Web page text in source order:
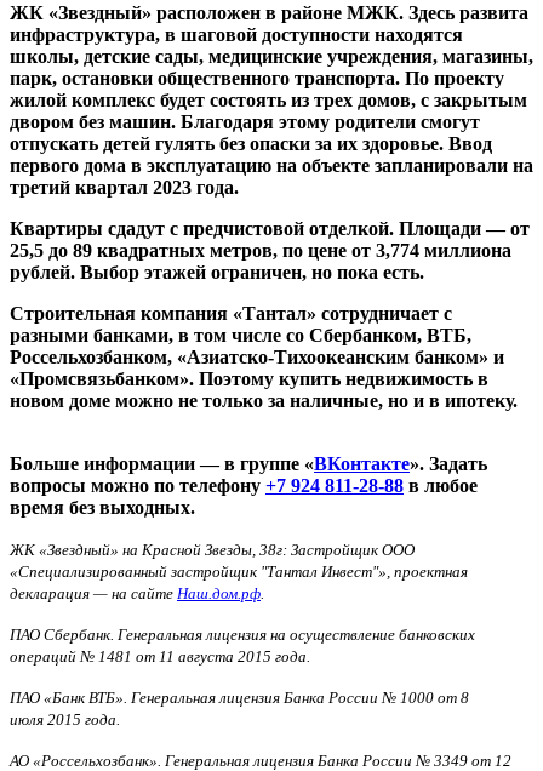
ЖК «Звездный» расположен в районе МЖК. Здесь развита
инфраструктура, в шаговой доступности находятся
школы, детские сады, медицинские учреждения, магазины,
парк, остановки общественного транспорта. По проекту
жилой комплекс будет состоять из трех домов, с закрытым
двором без машин. Благодаря этому родители смогут
отпускать детей гулять без опаски за их здоровье. Ввод
первого дома в эксплуатацию на объекте запланировали на
третий квартал 2023 года.
Квартиры сдадут с предчистовой отделкой. Площади — от
25,5 до 89 квадратных метров, по цене от 3,774 миллиона
рублей. Выбор этажей ограничен, но пока есть.
Строительная компания «Тантал» сотрудничает с
разными банками, в том числе со Сбербанком, ВТБ,
Россельхозбанком, «Азиатско-Тихоокеанским банком» и
«Промсвязьбанком». Поэтому купить недвижимость в
новом доме можно не только за наличные, но и в ипотеку.
Больше информации — в группе «ВКонтакте». Задать
вопросы можно по телефону +7 924 811-28-88 в любое
время без выходных.
ЖК «Звездный» на Красной Звезды, 38г: Застройщик ООО
«Специализированный застройщик "Тантал Инвест"», проектная
декларация — на сайте Наш.дом.рф
ПАО Сбербанк. Генеральная лицензия на осуществление банковских
операций № 1481 от 11 августа 2015 года.
ПАО «Банк ВТБ». Генеральная лицензия Банка России № 1000 от 8
июля 2015 года.
АО «Россельхозбанк». Генеральная лицензия Банка России № 3349 от 12